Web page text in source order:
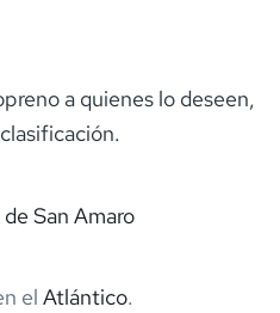
a quienes lo deseen,
San Amaro
el Atlántico.